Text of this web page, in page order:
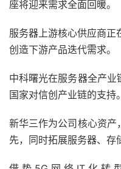
座将迎来需求全面回暖。
服务器上游核心供应商正
创造下游产品迭代需求。
中科曙光在服务器全产
国家对信创产业链的支持。
新华三作为公司核心资
先，同时拓展服务器、存